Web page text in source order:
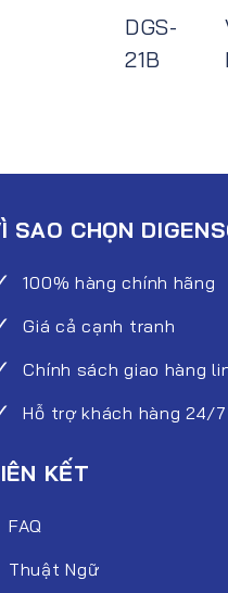
DGS-
21B
SAO CHỌN
100% hàng chính hãng
Giá cả cạnh tranh
Chính sách giao hàng
Hỗ trợ khách hàng 24/7
KẾT
FAQ
Thuật Ngữ